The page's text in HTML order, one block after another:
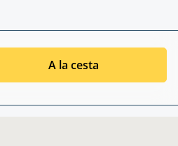
A la cesta